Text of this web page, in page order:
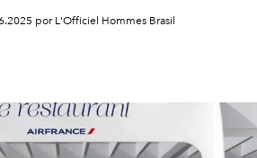
por L'Officiel Hommes Brasil